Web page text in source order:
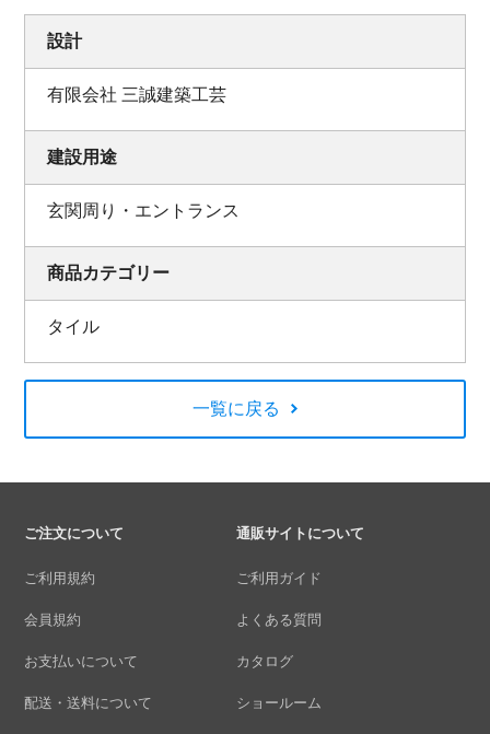
設計
有限会社 三誠建築工芸
建設用途
玄関周り・エントランス
商品カテゴリー
タイル
一覧に戻る
ご注文について
ご利用規約
会員規約
お支払いについて
配送・送料について
通販サイトについて
ご利用ガイド
よくある質問
カタログ
ショールーム